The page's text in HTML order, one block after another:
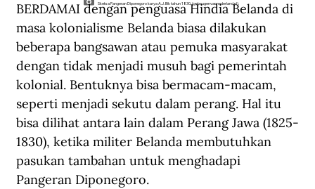
Sketsa Pangeran Diponegoro karya A.J. Bik tahun 1830. (geheugenvannederland.nl).
BERDAMAI dengan penguasa Hindia Belanda di
masa kolonialisme Belanda biasa dilakukan
beberapa bangsawan atau pemuka masyarakat
dengan tidak menjadi musuh bagi pemerintah
kolonial. Bentuknya bisa bermacam-macam,
seperti menjadi sekutu dalam perang. Hal itu
bisa dilihat antara lain dalam Perang Jawa (1825-
1830), ketika militer Belanda membutuhkan
pasukan tambahan untuk menghadapi
Pangeran Diponegoro.